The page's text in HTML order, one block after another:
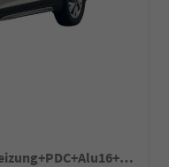
Trend 115PS DSG AppConnect+Sitzheizung+PDC+Alu16+LED+DAB+FrontAssist